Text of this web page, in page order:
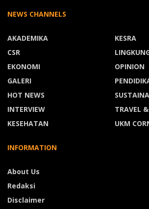
NEWS CHANNELS
AKADEMIKA
CSR
EKONOMI
GALERI
HOT NEWS
INTERVIEW
KESEHATAN
KESRA
OPINION
TRAVEL
UKM
INFORMATION
About Us
Redaksi
Disclaimer